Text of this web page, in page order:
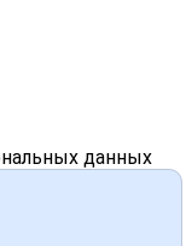
данных